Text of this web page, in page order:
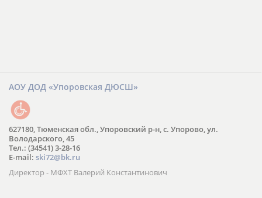
АОУ ДОД «Упоровская ДЮСШ»
627180, Тюменская обл., Упоровский р-н, с. Упорово, ул.
Володарского, 45
Тел.: (34541) 3-28-16
E-mail: ski72@bk.ru
Директор - МФХТ Валерий Константинович